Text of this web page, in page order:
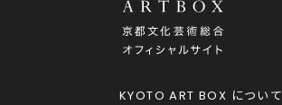
KYOTO ART BOX について